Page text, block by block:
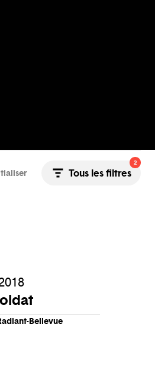
Tous les filtres
2
Bellevue